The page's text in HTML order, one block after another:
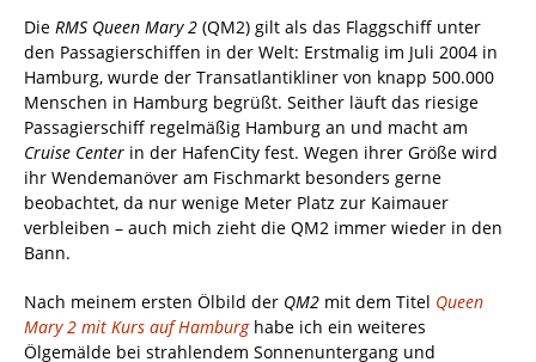
Die RMS Queen Mary 2 (QM2) gilt als das Flaggschiff unter
den Passagierschiffen in der Welt: Erstmalig im Juli 2004 in
Hamburg, wurde der Transatlantikliner von knapp 500.000
Menschen in Hamburg begrüßt. Seither läuft das riesige
Passagierschiff regelmäßig Hamburg an und macht am
Cruise Center in der HafenCity fest. Wegen ihrer Größe wird
ihr Wendemanöver am Fischmarkt besonders gerne
beobachtet, da nur wenige Meter Platz zur Kaimauer
verbleiben – auch mich zieht die QM2 immer wieder in den
Bann.
Nach meinem ersten Ölbild der QM2 mit dem Titel Queen
Mary 2 mit Kurs auf Hamburghabe ich ein weiteres
Ölgemälde bei strahlendem Sonnenuntergang und